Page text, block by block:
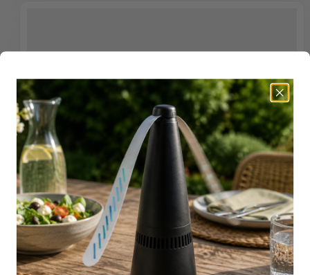
Op voorraad 1240294
UV lamp gebogen - 9 Watt tbv Flystopper GB9